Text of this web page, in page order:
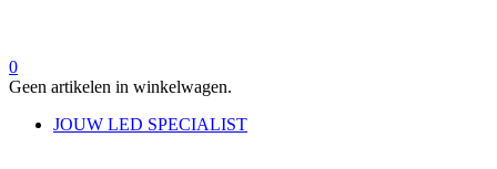
0
Geen artikelen in winkelwagen.
JOUW LED SPECIALIST